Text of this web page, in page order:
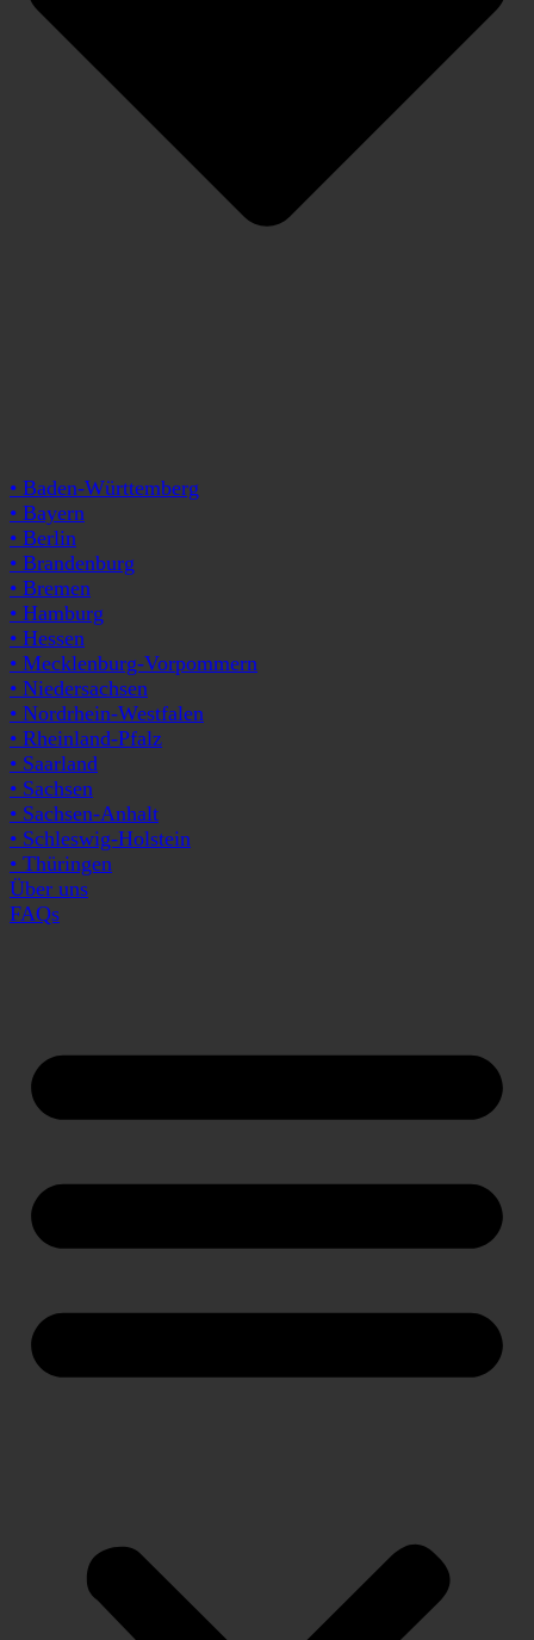
• Baden-Württemberg
• Bayern
• Berlin
• Brandenburg
• Bremen
• Hamburg
• Hessen
• Mecklenburg-Vorpommern
• Niedersachsen
• Nordrhein-Westfalen
• Rheinland-Pfalz
• Saarland
• Sachsen
• Sachsen-Anhalt
• Schleswig-Holstein
• Thüringen
Über uns
FAQs